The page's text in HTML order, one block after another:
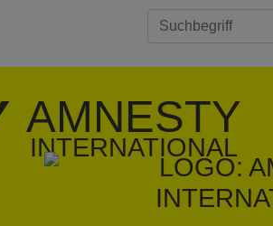
AMNESTY
INTERNATIONAL